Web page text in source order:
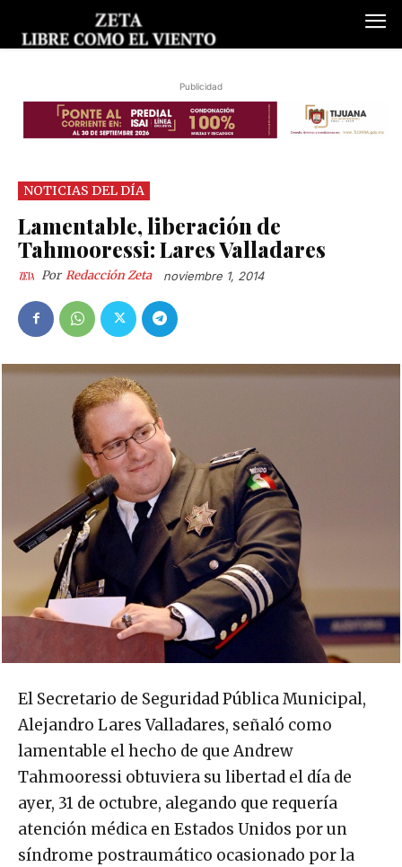
Publicidad
NOTICIAS DEL DÍA
Lamentable, liberación de
Tahmooressi: Lares Valladares
Por Redacción Zeta noviembre 1, 2014
El Secretario de Seguridad Pública Municipal,
Alejandro Lares Valladares, señaló como
lamentable el hecho de que Andrew
Tahmooressi obtuviera su libertad el día de
ayer, 31 de octubre, alegando que requería
atención médica en Estados Unidos por un
síndrome postraumático ocasionado por la